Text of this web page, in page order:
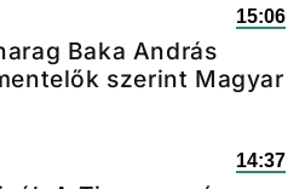
15:06
Baka András
szerint Magyar
14:37